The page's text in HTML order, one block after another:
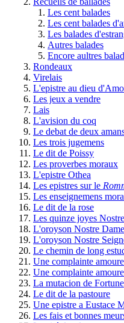
Les cent balades
Les cent balades
Les balades
Autres balades
Encore aultres
Rondeaux
Virelais
L'epistre au dieu
Les jeux a vendre
Lais
L'avision du coq
Le debat de deux
Les trois jugemens
Le dit de Poissy
Les proverbes moraux
L'epistre Othea
Les epistres sur le
Les enseignemens
Le dit de la rose
Les quinze joyes
L'oroyson Nostre Dame
L'oroyson Nostre
Le chemin de long
Une complainte
Une complainte
La mutacion de Fortune
Le dit de la pastoure
Une epistre a Eustace
Les fais et bonnes